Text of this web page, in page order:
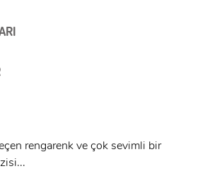
rengarenk ve çok sevimli bir